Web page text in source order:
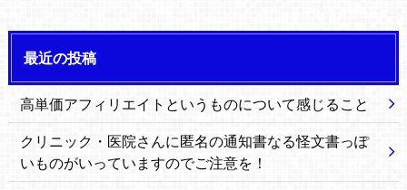
最近の投稿
高単価アフィリエイトというものについて感じること
クリニック・医院さんに匿名の通知書なる怪文書っぽ
いものがいっていますのでご注意を！